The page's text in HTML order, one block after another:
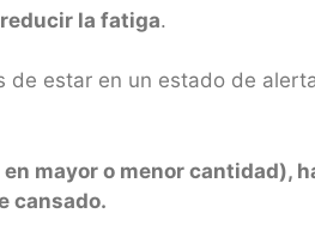
la fatiga.
de estar en un estado de
mayor o menor cantidad),
cansado.